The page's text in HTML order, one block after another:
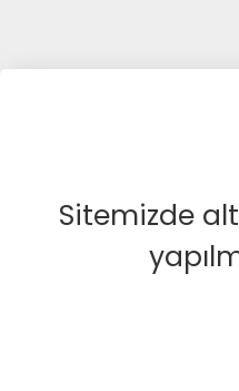
Sitemizde